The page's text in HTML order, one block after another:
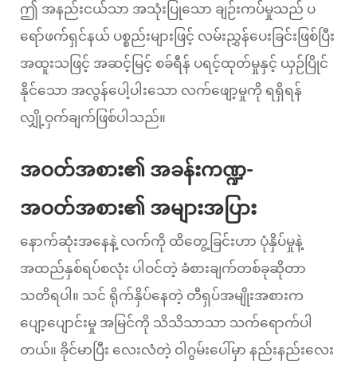
ဤ အနည်းငယ်သာ အသုံးပြုသော ချဉ်းကပ်မှုသည် ပ
ရော်ဖက်ရှင်နယ် ပစ္စည်းများဖြင့် လမ်းညွှန်ပေးခြင်းဖြစ်ပြီး
အထူးသဖြင့် အဆင့်မြင့် စခ်ရီန် ပရင့်ထုတ်မှုနှင့် ယှဉ်ပြိုင်
နိုင်သော အလွန်ပေါ့ပါးသော လက်ဖျော့မှုကို ရရှိရန်
လျှို့ဝှက်ချက်ဖြစ်ပါသည်။
အဝတ်အစား၏ အခန်းကဏ္ဍ-
အဝတ်အစား၏ အများအပြား
နောက်ဆုံးအနေနဲ့ လက်ကို ထိတွေ့ခြင်းဟာ ပုံနှိပ်မှုနဲ့
အထည်နှစ်ရပ်စလုံး ပါဝင်တဲ့ ခံစားချက်တစ်ခုဆိုတာ
သတိရပါ။ သင် ရိုက်နှိပ်နေတဲ့ တီရှပ်အမျိုးအစားက
ပျော့ပျောင်းမှု အမြင်ကို သိသိသာသာ သက်ရောက်ပါ
တယ်။ ခိုင်မာပြီး လေးလံတဲ့ ဝါဂွမ်းပေါ်မှာ နည်းနည်းလေး